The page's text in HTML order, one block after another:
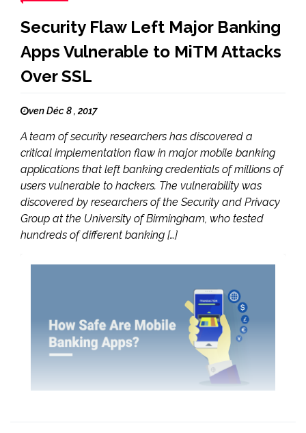
Security Flaw Left Major Banking
Apps Vulnerable to MiTM Attacks
Over SSL
ven Déc 8 , 2017
A team of security researchers has discovered a
critical implementation flaw in major mobile banking
applications that left banking credentials of millions of
users vulnerable to hackers. The vulnerability was
discovered by researchers of the Security and Privacy
Group at the University of Birmingham, who tested
hundreds of different banking […]